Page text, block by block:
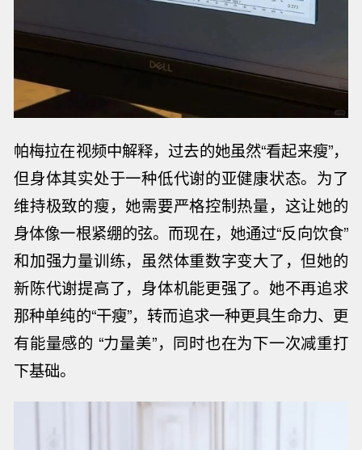
帕梅拉在视频中解释，过去的她虽然“看起来瘦”，
但身体其实处于一种低代谢的亚健康状态。为了
维持极致的瘦，她需要严格控制热量，这让她的
身体像一根紧绷的弦。而现在，她通过“反向饮食”
和加强力量训练，虽然体重数字变大了，但她的
新陈代谢提高了，身体机能更强了。她不再追求
那种单纯的“干瘦”，转而追求一种更具生命力、更
有能量感的 “力量美”，同时也在为下一次减重打
下基础。